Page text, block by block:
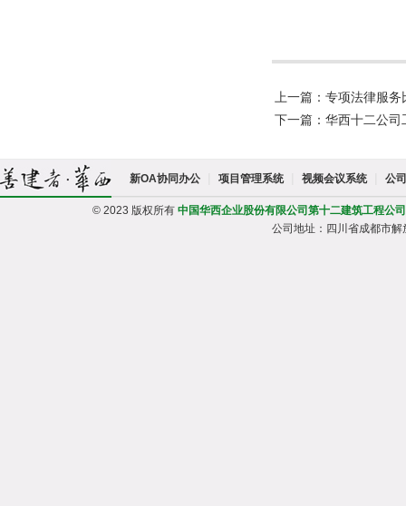
上一篇：专项法律服
下一篇：华西十二公司
新OA协同办公 项目管理系统 视频会议系统 公
© 2023 版权所有 中国华西企业股份有限公司第十二建筑工程公司
公司地址：四川省成都市